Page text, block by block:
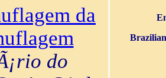
da
do